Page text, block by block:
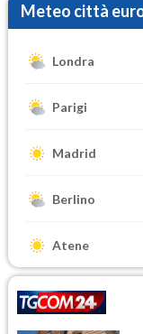
Meteo città
Londra
Parigi
Madrid
Berlino
Atene